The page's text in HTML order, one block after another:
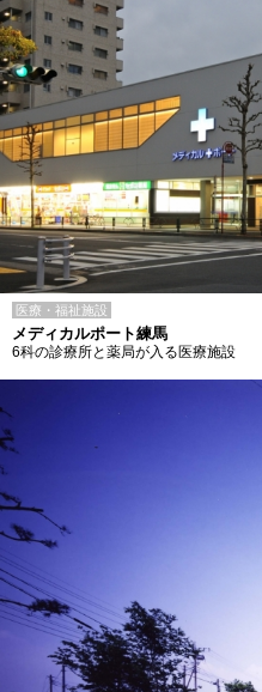
医療・福祉施設
メディカルポート練馬
6科の診療所と薬局が入る医療施設